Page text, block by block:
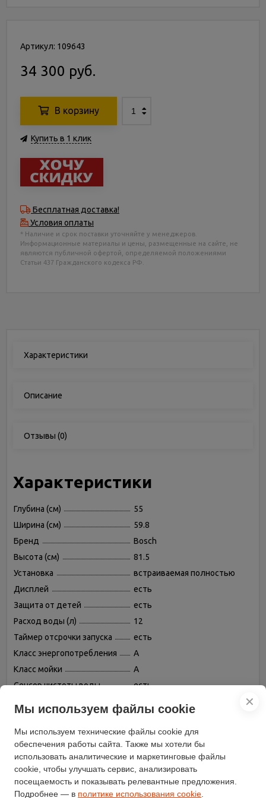
Артикул: 109643
34 300 руб.
В корзину
Купить в 1 клик
Бесплатная доставка!
Условия оплаты
* Наличие и срок поставки уточняйте у менеджеров.
Информационные материалы и цены, размещенные на сайте, не
являются публичной офертой, определяемой положениями
Статьи 437 Гражданского кодекса РФ.
Характеристики
Описание
Отзывы (0)
Характеристики
Глубина (см)
55
Ширина (см)
59.8
Бренд
Bosch
Высота (см)
81.5
Установка
встраиваемая полностью
Дисплей
есть
Защита от детей
есть
Расход воды (л)
12
Таймер отсрочки запуска
есть
Класс энергопотребления
A
Класс мойки
A
Сенсор чистоты воды
есть
Индикатор на полу
Уровень шума при работе
(дБ)
Время мойки при обычной
программе (мин)
Вместимость комплектов
13
✕
Мы используем файлы cookie
Мы используем технические файлы cookie для
обеспечения работы сайта. Также мы хотели бы
использовать аналитические и маркетинговые файлы
cookie, чтобы улучшать сервис, анализировать
посещаемость и показывать релевантные предложения.
Подробнее — в политике использования cookie